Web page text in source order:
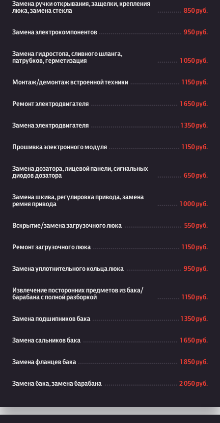
Замена ручки открывания, защелки, крепления
люка, замена стекла
850 руб.
Замена электрокомпонентов 950 руб.
Замена гидростопа, сливного шланга,
патрубков, герметизация
1 050 руб.
Монтаж/демонтаж встроенной техники 1 150 руб.
Ремонт электродвигателя 1 650 руб.
Замена электродвигателя 1 350 руб.
Прошивка электронного модуля 1 150 руб.
Замена дозатора, лицевой панели, сигнальных
диодов дозатора
650 руб.
Замена шкива, регулировка привода, замена
ремня привода
1 000 руб.
Вскрытие/замена загрузочного люка 550 руб.
Ремонт загрузочного люка 1 150 руб.
Замена уплотнительного кольца люка 950 руб.
Извлечение посторонних предметов из бака/
барабана с полной разборкой
1 150 руб.
Замена подшипников бака 1 350 руб.
Замена сальников бака 1 650 руб.
Замена фланцев бака 1 850 руб.
Замена бака, замена барабана 2 050 руб.